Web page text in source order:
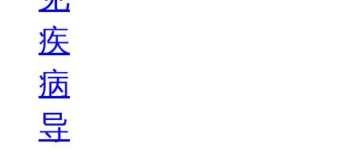
疾
病
导